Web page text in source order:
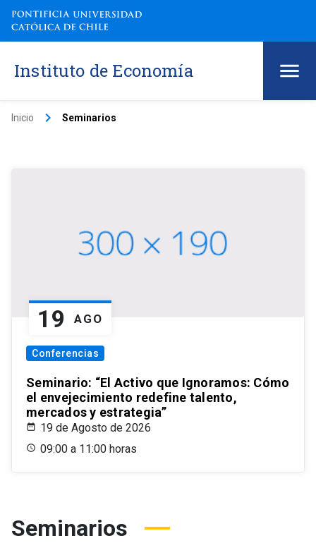
Instituto de Economía
Inicio keyboard_arrow_right Seminarios
19 AGO
Conferencias
Seminario: “El Activo que Ignoramos: Cómo
el envejecimiento redefine talento,
mercados y estrategia”
19 de Agosto de 2026
09:00 a 11:00 horas
Seminarios